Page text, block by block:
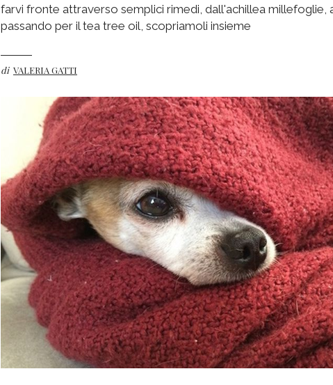
farvi fronte attraverso semplici rimedi, dall'achillea millefoglie,
passando per il tea tree oil, scopriamoli insieme
di VALERIA GATTI